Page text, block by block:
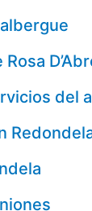
del